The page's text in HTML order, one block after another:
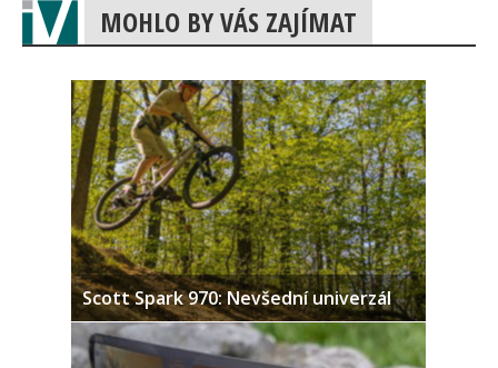
MOHLO BY VÁS ZAJÍMAT
Scott Spark 970: Nevšední univerzál